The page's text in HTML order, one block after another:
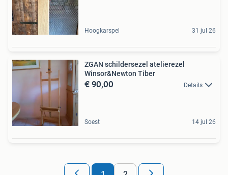
Hoogkarspel 31 jul 26
ZGAN schildersezel atelierezel
Winsor&Newton Tiber
€ 90,00 Details
Soest 14 jul 26